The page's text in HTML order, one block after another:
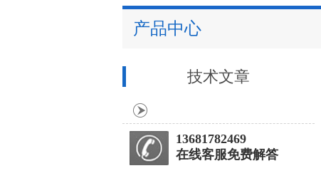
产品中心
技术文章
13681782469
在线客服免费解答